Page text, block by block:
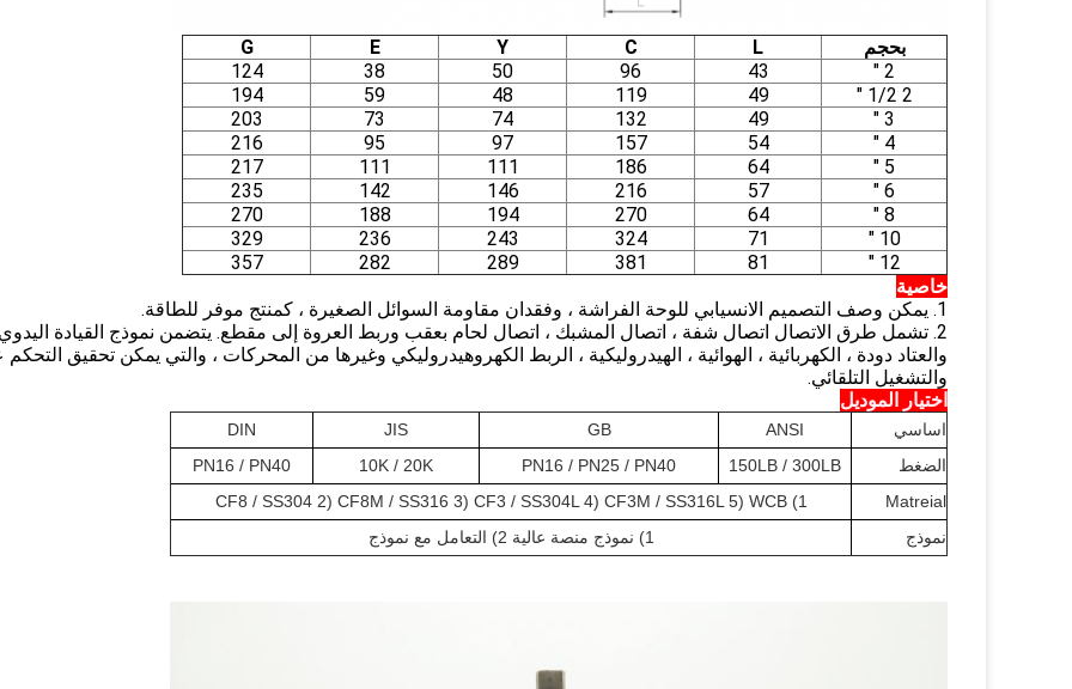
بحجم L
C
Y
E
G
2 "
43
96
50
38
124
2 1/2 "
49
119
48
59
194
3 "
49
132
74
73
203
4 "
54
157
97
95
216
5 "
64
186
111
111
217
6 "
57
216
146
142
235
8 "
64
270
194
188
270
10 "
71
324
243
236
329
12 "
81
381
289
282
357
خاصية
1. يمكن وصف التصميم الانسيابي للوحة الفراشة ، وفقدان مقاومة السوائل الصغيرة ، كمنتج موفر للطاقة.
2. تشمل طرق الاتصال اتصال شفة ، اتصال المشبك ، اتصال لحام بعقب وربط العروة إلى مقطع. يتضمن نموذج القيادة
والعتاد دودة ، الكهربائية ، الهوائية ، الهيدروليكية ، الربط الكهروهيدروليكي وغيرها من المحركات ، والتي يمكن تحقيق
والتشغيل التلقائي.
اختيار الموديل
اساسي ANSI
GB
JIS
DIN
الضغط
150LB / 300LB
PN16 / PN25 / PN40
10K / 20K
PN16 / PN40
Matreial
1) CF8 / SS304 2) CF8M / SS316 3) CF3 / SS304L 4) CF3M / SS316L 5) WCB
نموذج
1) نموذج منصة عالية 2) التعامل مع نموذج